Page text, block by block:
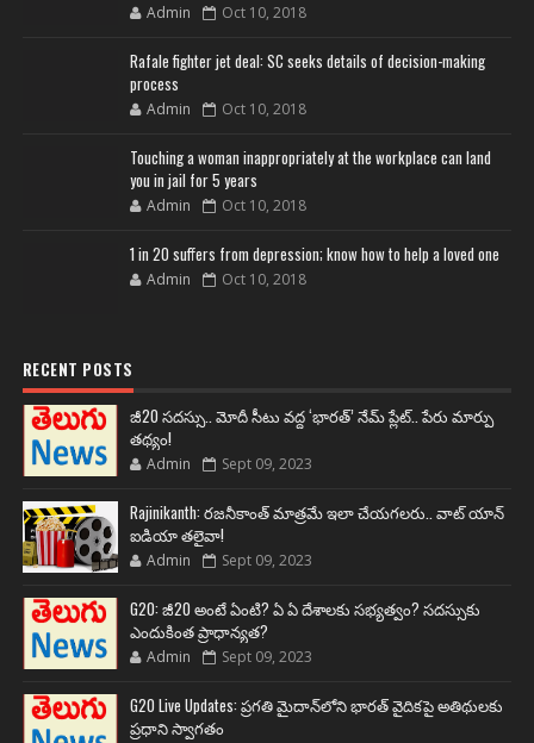
Admin Oct 10, 2018
Rafale fighter jet deal: SC seeks details of decision-making
process
Admin Oct 10, 2018
Touching a woman inappropriately at the workplace can land
you in jail for 5 years
Admin Oct 10, 2018
1 in 20 suffers from depression; know how to help a loved one
Admin Oct 10, 2018
RECENT POSTS
జీ20 సదస్సు.. మోదీ సీటు వద్ద ‘భారత్’ నేమ్ ప్లేట్‌.. పేరు మార్పు
తథ్యం!
Admin Sept 09, 2023
Rajinikanth: రజనీకాంత్ మాత్రమే ఇలా చేయగలరు.. వాట్ యాన్
ఐడియా తలైవా!
Admin Sept 09, 2023
G20: జీ20 అంటే ఏంటి? ఏ ఏ దేశాలకు సభ్యత్వం? సదస్సుకు
ఎందుకింత ప్రాధాన్యత?
Admin Sept 09, 2023
G20 Live Updates: ప్రగతి మైదాన్‌లోని భారత్ వైదికపై అతిథులకు
ప్రధాని స్వాగతం